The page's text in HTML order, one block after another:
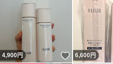
4,900円 いいね！
6,600円